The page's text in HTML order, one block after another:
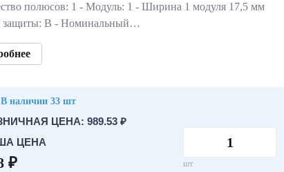
полюсов: 1 - Модуль: 1 - Ширина 1 модуля 17,5 мм
защиты: В - Номинальный…
В наличии 33 шт
ЦЕНА: 989.53 ₽
ЦЕНА
₽ шт